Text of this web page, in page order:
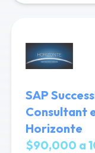
SAP
Consultant
Horizonte
$90,000 a